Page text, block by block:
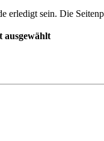
sein. Die
ausgewählt